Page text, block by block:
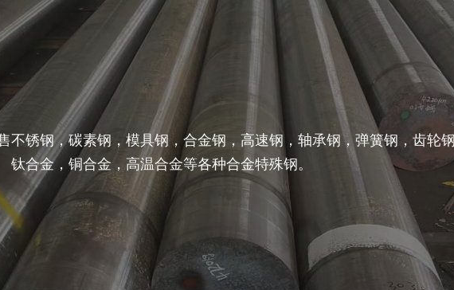
不锈钢，碳素钢，模具钢，合金钢，高速钢，轴承钢，弹簧钢，齿轮
钛合金，铜合金，高温合金等各种合金特殊钢。